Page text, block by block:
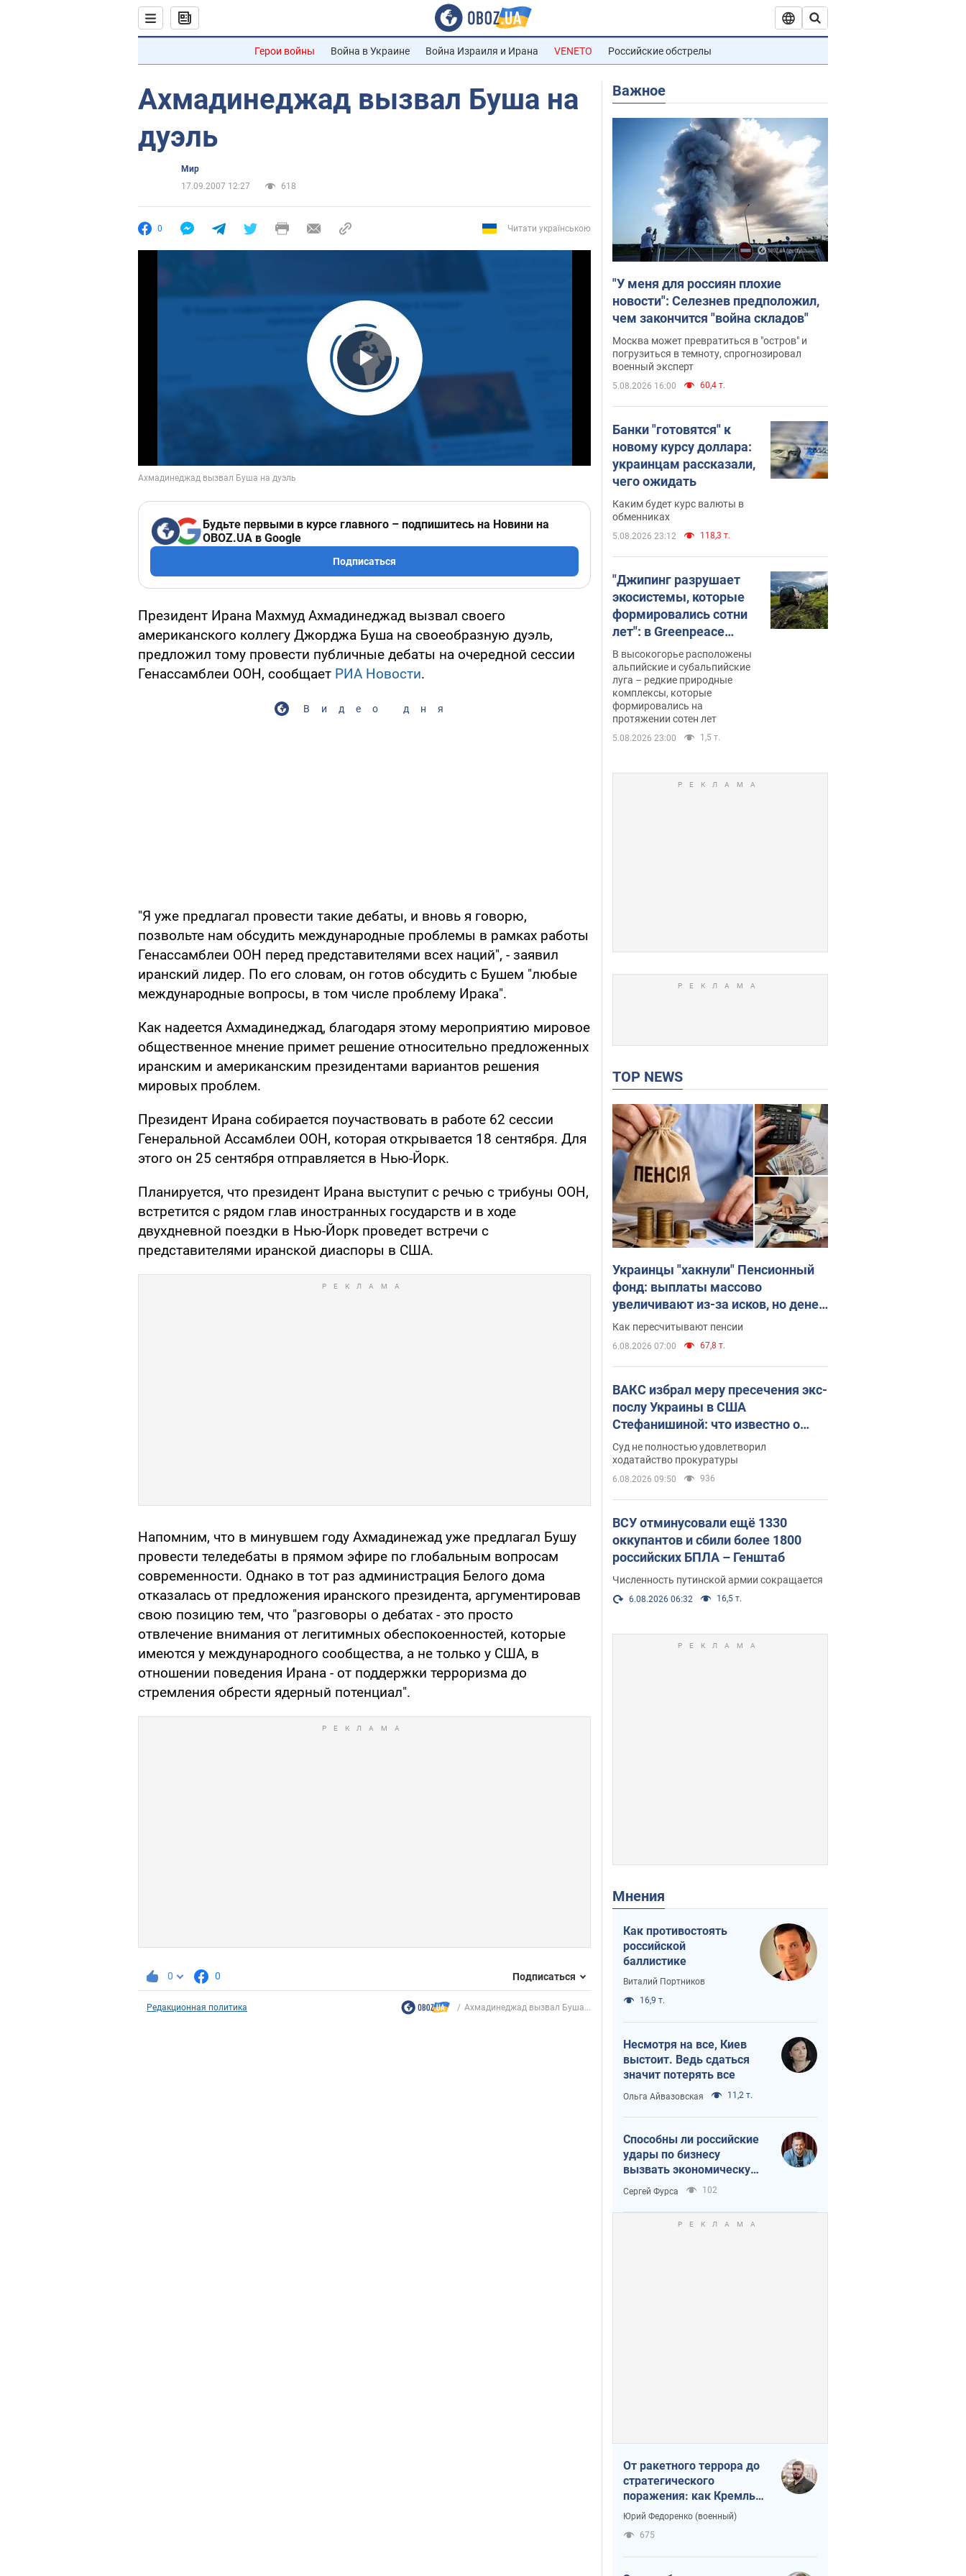
Герои войны Война в Украине Война Израиля и Ирана VENETO Российские обстрелы
Ахмадинеджад вызвал Буша на
дуэль
Мир
17.09.2007 12:27
618
0 Читати українською
Play Video
Будьте первыми в курсе главного – подпишитесь на Новини на
OBOZ.UA в Google
Подписаться
Президент Ирана Махмуд Ахмадинеджад вызвал своего
американского коллегу Джорджа Буша на своеобразную дуэль,
предложил тому провести публичные дебаты на очередной сессии
Генассамблеи ООН, сообщает РИА Новости.
Видео дня
"Я уже предлагал провести такие дебаты, и вновь я говорю,
позвольте нам обсудить международные проблемы в рамках работы
Генассамблеи ООН перед представителями всех наций", - заявил
иранский лидер. По его словам, он готов обсудить с Бушем "любые
международные вопросы, в том числе проблему Ирака".
Как надеется Ахмадинеджад, благодаря этому мероприятию мировое
общественное мнение примет решение относительно предложенных
иранским и американским президентами вариантов решения
мировых проблем.
Президент Ирана собирается поучаствовать в работе 62 сессии
Генеральной Ассамблеи ООН, которая открывается 18 сентября. Для
этого он 25 сентября отправляется в Нью-Йорк.
Планируется, что президент Ирана выступит с речью с трибуны ООН,
встретится с рядом глав иностранных государств и в ходе
двухдневной поездки в Нью-Йорк проведет встречи с
представителями иранской диаспоры в США.
Напомним, что в минувшем году Ахмадинежад уже предлагал Бушу
провести теледебаты в прямом эфире по глобальным вопросам
современности. Однако в тот раз администрация Белого дома
отказалась от предложения иранского президента, аргументировав
свою позицию тем, что "разговоры о дебатах - это просто
отвлечение внимания от легитимных обеспокоенностей, которые
имеются у международного сообщества, а не только у США, в
отношении поведения Ирана - от поддержки терроризма до
стремления обрести ядерный потенциал".
0 0 Подписаться
Редакционная политика Ахмадинеджад вызвал Буша...
Важное
"У меня для россиян плохие
новости": Селезнев предположил,
чем закончится "война складов"
Москва может превратиться в "остров" и
погрузиться в темноту, спрогнозировал
военный эксперт
5.08.2026 16:00 60,4 т.
Банки "готовятся" к
новому курсу доллара:
украинцам рассказали,
чего ожидать
Каким будет курс валюты в
обменниках
5.08.2026 23:12 118,3 т.
"Джипинг разрушает
экосистемы, которые
формировались сотни
лет": в Greenpeace
забили тревогу
В высокогорье расположены
альпийские и субальпийские
луга – редкие природные
комплексы, которые
формировались на
протяжении сотен лет
5.08.2026 23:00 1,5 т.
TOP NEWS
Украинцы "хакнули" Пенсионный
фонд: выплаты массово
увеличивают из-за исков, но денег
не хватает
Как пересчитывают пенсии
6.08.2026 07:00 67,8 т.
ВАКС избрал меру пресечения экс-
послу Украины в США
Стефанишиной: что известно о
деле
Суд не полностью удовлетворил
ходатайство прокуратуры
6.08.2026 09:50 936
ВСУ отминусовали ещё 1330
оккупантов и сбили более 1800
российских БПЛА – Генштаб
Численность путинской армии сокращается
6.08.2026 06:32 16,5 т.
Мнения
Как противостоять
российской
баллистике
Виталий Портников
16,9 т.
Несмотря на все, Киев
выстоит. Ведь сдаться
значит потерять все
Ольга Айвазовская 11,2 т.
Способны ли российские
удары по бизнесу
вызвать экономическую
катастрофу?
Сергей Фурса 102
От ракетного террора до
стратегического
поражения: как Кремль
загнал себя в ловушку
Юрий Федоренко (военный)
675